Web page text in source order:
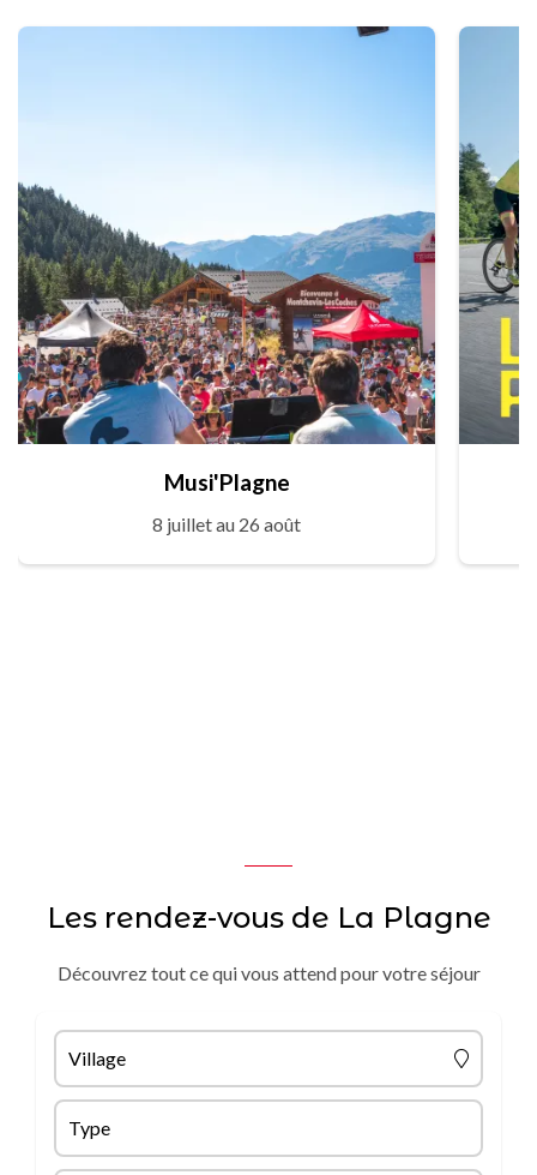
Musi'Plagne
8 juillet au 26 août
Les rendez-vous de La Plagne
Découvrez tout ce qui vous attend pour votre séjour
Village
Type